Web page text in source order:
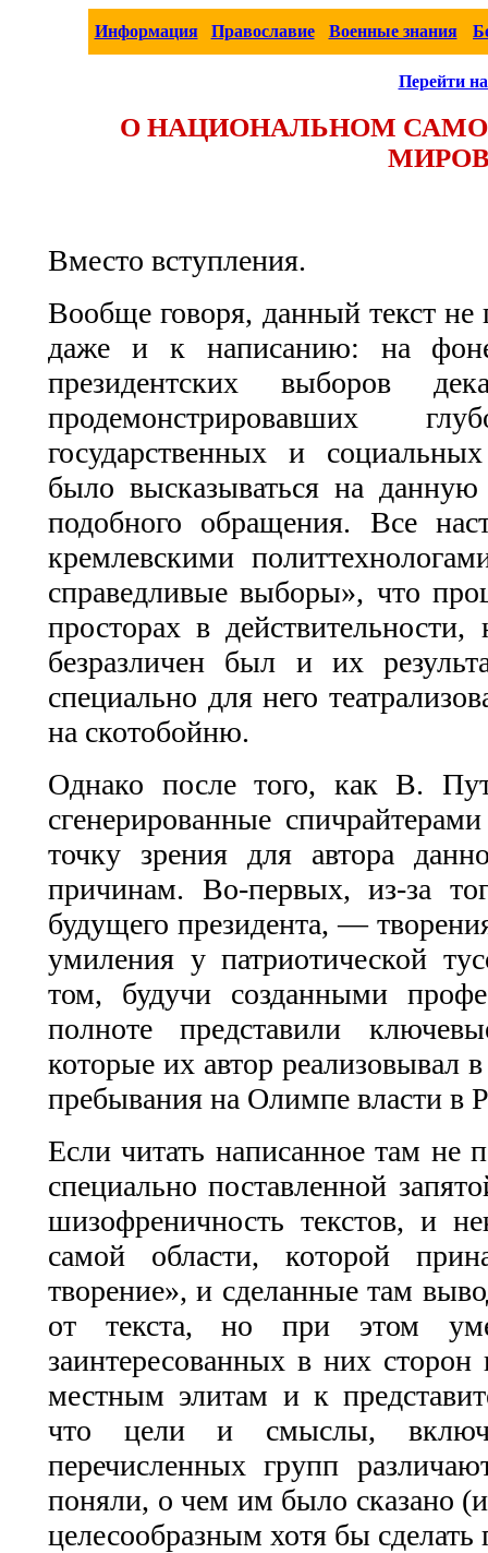
Информация Православие Военные знания
Перейти
О НАЦИОНАЛЬНОМ
Вместо вступления.
Вообще говоря, данный текст не
даже и к написанию: на
президентских
продемонстрировавших
государственных и
было высказываться на данную
подобного обращения. Все
кремлевскими
справедливые выборы», что
просторах в действительности,
безразличен был и их
специально для него
на скотобойню.
Однако после того, как В.
сгенерированные
точку зрения для автора
причинам. Во-первых, из-за
будущего президента, —
умиления у патриотической
том, будучи созданными
полноте представили
которые их автор реализовывал
пребывания на Олимпе власти в
Если читать написанное там не
специально поставленной
шизофреничность текстов, и
самой области, которой
творение», и сделанные там
от текста, но при этом
заинтересованных в них
местным элитам и к
что цели и смыслы,
перечисленных групп
поняли, о чем им было сказано
целесообразным хотя бы